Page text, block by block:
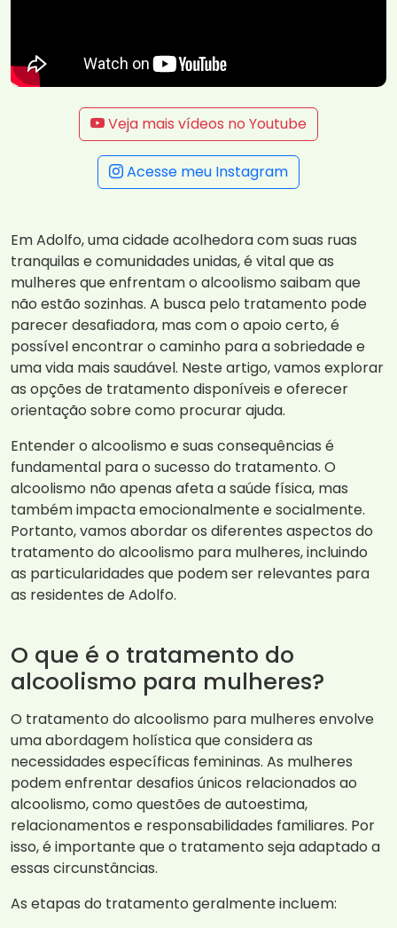
Veja mais vídeos no Youtube
Acesse meu Instagram
Em Adolfo, uma cidade acolhedora com suas ruas
tranquilas e comunidades unidas, é vital que as
mulheres que enfrentam o alcoolismo saibam que
não estão sozinhas. A busca pelo tratamento pode
parecer desafiadora, mas com o apoio certo, é
possível encontrar o caminho para a sobriedade e
uma vida mais saudável. Neste artigo, vamos explorar
as opções de tratamento disponíveis e oferecer
orientação sobre como procurar ajuda.
Entender o alcoolismo e suas consequências é
fundamental para o sucesso do tratamento. O
alcoolismo não apenas afeta a saúde física, mas
também impacta emocionalmente e socialmente.
Portanto, vamos abordar os diferentes aspectos do
tratamento do alcoolismo para mulheres, incluindo
as particularidades que podem ser relevantes para
as residentes de Adolfo.
O que é o tratamento do
alcoolismo para mulheres?
O tratamento do alcoolismo para mulheres envolve
uma abordagem holística que considera as
necessidades específicas femininas. As mulheres
podem enfrentar desafios únicos relacionados ao
alcoolismo, como questões de autoestima,
relacionamentos e responsabilidades familiares. Por
isso, é importante que o tratamento seja adaptado a
essas circunstâncias.
As etapas do tratamento geralmente incluem: